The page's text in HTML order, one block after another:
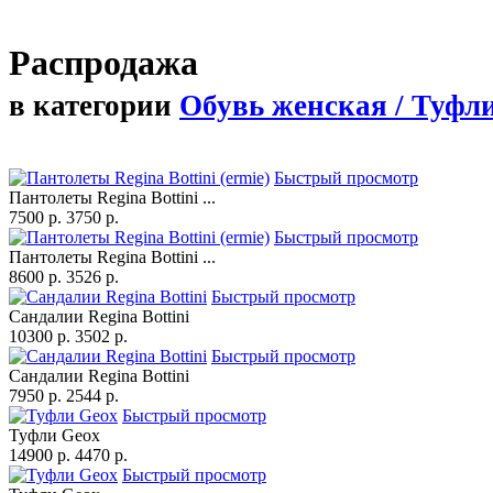
Распродажа
в категории Обувь женская /
Быстрый просмотр
Пантолеты Regina Bottini ...
7500 p. 3750 p.
Быстрый просмотр
Пантолеты Regina Bottini ...
8600 p. 3526 p.
Быстрый просмотр
Сандалии Regina Bottini
10300 p. 3502 p.
Быстрый просмотр
Сандалии Regina Bottini
7950 p. 2544 p.
Быстрый просмотр
Туфли Geox
14900 p. 4470 p.
Быстрый просмотр